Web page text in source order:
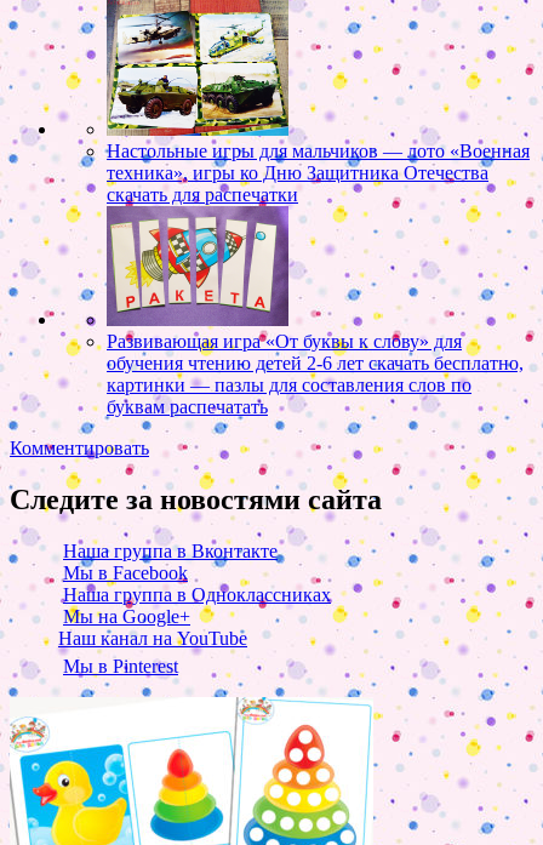
Настольные игры для мальчиков — лото «Военная
техника», игры ко Дню Защитника Отечества
скачать для распечатки
Развивающая игра «От буквы к слову» для
обучения чтению детей 2-6 лет скачать бесплатно,
картинки — пазлы для составления слов по
буквам распечатать
Комментировать
Следите за новостями сайта
Наша группа в Вконтакте
Мы в Facebook
Наша группа в Одноклассниках
Мы на Google+
Наш канал на YouTube
Мы в Pinterest